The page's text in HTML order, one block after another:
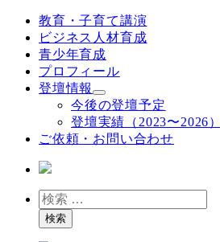
教育・子育て講演
ビジネス人材育成
青少年育成
プロフィール
登壇情報
今後の登壇予定
登壇実績（2023〜2026）
ご依頼・お問い合わせ
検
索検索